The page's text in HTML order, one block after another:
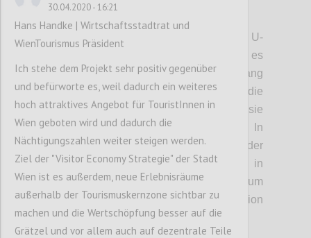
P3
• Trasse:Die Seilbahn beginnt bei der U-
Bahn-Station Heiligenstadt. Von dort geht es
nach Jedlesee, dann das Donauufer entlang
nach Strebersdorf. Dort gibt es die
Möglichkeit, eine Station einzurichten, sie
wird aber nicht immer geöffnet sein. In
Strebersdorf befindet sich allerdings der
Antrieb der Bahn. Von dort geht es dann in
einer beinahe direkten Linie zum
Kahlenbergerdorf, wo eine weitere Station
sein wird, und auf den Kahlenberg.
30.04.2020 - 16:21
Hans Handke | Wirtschaftsstadtrat und
WienTourismus Präsident
Ich stehe dem Projekt sehr positiv gegenüber
und befürworte es, weil dadurch ein weiteres
hoch attraktives Angebot für TouristInnen in
Wien geboten wird und dadurch die
Nächtigungszahlen weiter steigen werden.
Ziel der "Visitor Economy Strategie" der Stadt
Wien ist es außerdem, neue Erlebnisräume
außerhalb der Tourismuskernzone sichtbar zu
machen und die Wertschöpfung besser auf die
Grätzel und vor allem auch auf dezentrale Teile